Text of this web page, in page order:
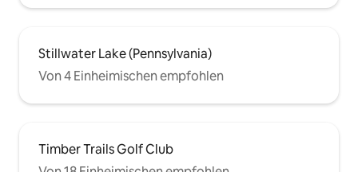
Stillwater Lake (Pennsylvania)
Von 4 Einheimischen empfohlen
Timber Trails Golf Club